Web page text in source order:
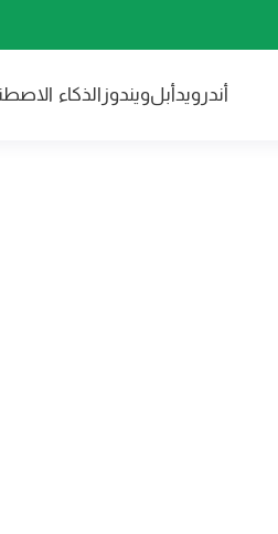
أندرويدأبلويندوز الذكاء